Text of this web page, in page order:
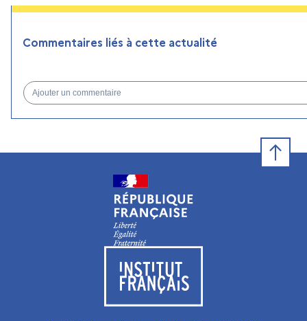
Commentaires liés à cette actualité
Ajouter un commentaire
Visiter le site de l’Institut français